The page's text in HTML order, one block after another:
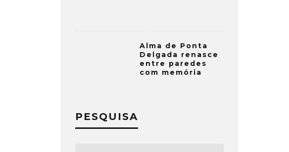
Alma de Ponta
Delgada renasce
entre paredes
com memória
PESQUISA